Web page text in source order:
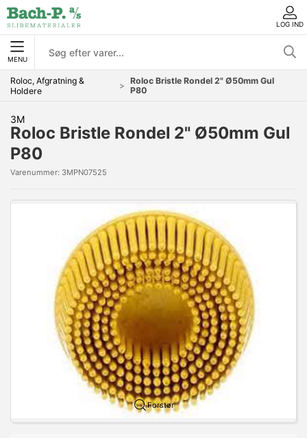
LOG IND
MENU
Roloc, Afgratning &
Holdere
Roloc Bristle Rondel 2" Ø50mm Gul
P80
3M
Roloc Bristle Rondel 2" Ø50mm Gul
P80
Varenummer: 3MPN07525
Forstør